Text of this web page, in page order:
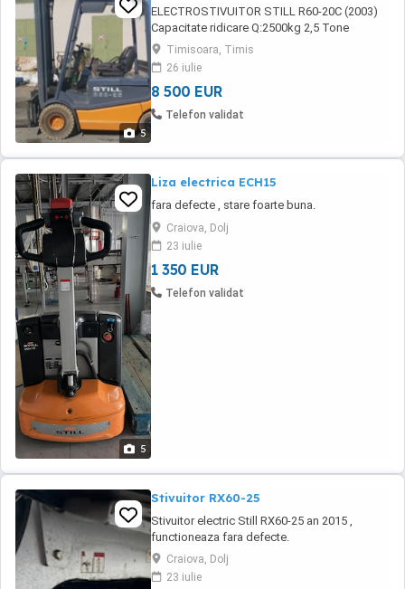
5
ELECTROSTIVUITOR STILL R60-20C (2003)
Capacitate ridicare Q:2500kg 2,5 Tone
Inaltime ridicare H:3300mm Lungime lame:
1200mm Catarg triplex cu sistem de translatie
lame. Baterie tractiune: 80V (vechime 4ani) A
fost revizuit! Autorizat I.S.C.I.R. Pret:
8500Euro+TVA(neg)
Timisoara, Timis
26 iulie
8 500 EUR
Telefon validat
5
Liza electrica ECH15
fara defecte , stare foarte buna.
Craiova, Dolj
23 iulie
1 350 EUR
Telefon validat
Stivuitor RX60-25
Stivuitor electric Still RX60-25 an 2015 ,
functioneaza fara defecte.
Craiova, Dolj
23 iulie